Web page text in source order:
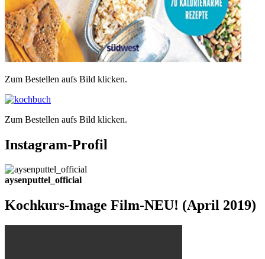
Zum Bestellen aufs Bild klicken.
Zum Bestellen aufs Bild klicken.
Instagram-Profil
aysenputtel_official
Kochkurs-Image Film-NEU! (April 2019)